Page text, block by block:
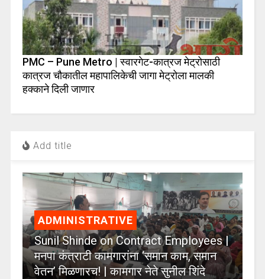
PMC – Pune Metro | स्वारगेट-कात्रज मेट्रोसाठी
कात्रज चौकातील महापालिकेची जागा मेट्रोला मालकी
हक्काने दिली जाणार
Add title
ADMINISTRATIVE
Sunil Shinde on Contract Employees |
मनपा कंत्राटी कामगारांना ‘समान काम, समान
वेतन’ मिळणारच! | कामगार नेते सुनील शिंदे